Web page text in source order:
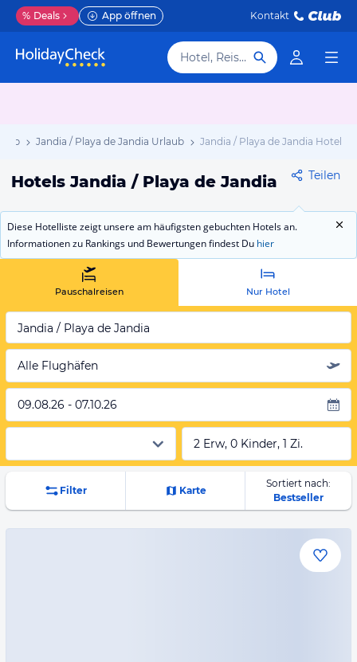
% Deals App öffnen Kontakt
Hotel, Reiseziel
Jandia / Playa de Jandia Urlaub Jandia / Playa de Jandia Hotels
Hotels Jandia / Playa de Jandia Teilen
Diese Hotelliste zeigt unsere am häufigsten gebuchten Hotels an.
Informationen zu Rankings und Bewertungen findest Du hier
Pauschalreisen Nur Hotel
Jandia / Playa de Jandia
Alle Flughäfen
09.08.26 - 07.10.26
2 Erw, 0 Kinder, 1 Zi.
Filter Karte
Sortiert nach:
Bestseller